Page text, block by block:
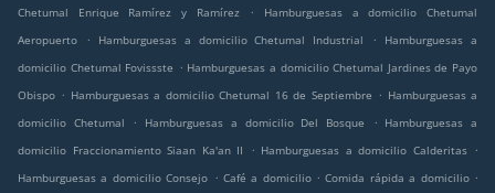
Chetumal Enrique Ramírez y Ramírez
.
Hamburguesas a domicilio Chetumal
Aeropuerto
. Hamburguesas a domicilio Chetumal Industrial .
Hamburguesas a
domicilio Chetumal Fovissste . Hamburguesas a domicilio Chetumal Jardines de Payo
Obispo . Hamburguesas a domicilio Chetumal 16 de Septiembre . Hamburguesas a
domicilio Chetumal
. Hamburguesas a domicilio Del Bosque . Hamburguesas a
domicilio Fraccionamiento Siaan Ka'an II
. Hamburguesas a domicilio Calderitas
.
Hamburguesas a domicilio Consejo . Café a domicilio . Comida rápida a domicilio .